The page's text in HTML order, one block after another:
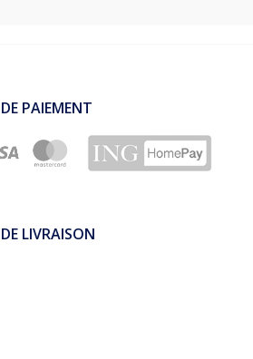
PAIEMENT
LIVRAISON